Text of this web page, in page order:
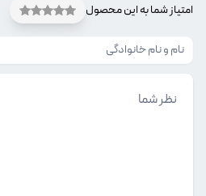
امتیاز شما به این محصول